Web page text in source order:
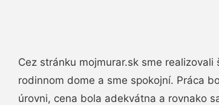
Cez stránku mojmurar.sk sme
rodinnom dome a sme spokojní. Práca
úrovni, cena bola adekvátna a rovnako